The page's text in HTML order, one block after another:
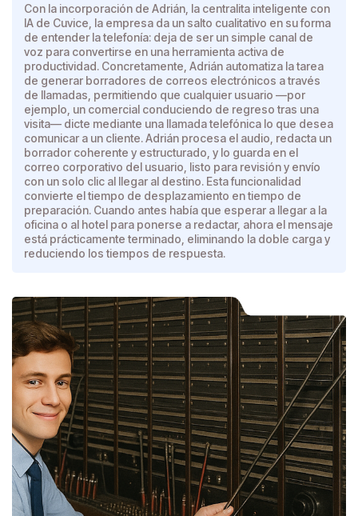
Con la incorporación de Adrián, la centralita inteligente con
IA de Cuvice, la empresa da un salto cualitativo en su forma
de entender la telefonía: deja de ser un simple canal de
voz para convertirse en una herramienta activa de
productividad. Concretamente, Adrián automatiza la tarea
de generar borradores de correos electrónicos a través
de llamadas, permitiendo que cualquier usuario —por
ejemplo, un comercial conduciendo de regreso tras una
visita— dicte mediante una llamada telefónica lo que desea
comunicar a un cliente. Adrián procesa el audio, redacta un
borrador coherente y estructurado, y lo guarda en el
correo corporativo del usuario, listo para revisión y envío
con un solo clic al llegar al destino. Esta funcionalidad
convierte el tiempo de desplazamiento en tiempo de
preparación. Cuando antes había que esperar a llegar a la
oficina o al hotel para ponerse a redactar, ahora el mensaje
está prácticamente terminado, eliminando la doble carga y
reduciendo los tiempos de respuesta.